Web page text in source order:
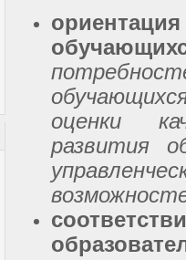
оценки
развития